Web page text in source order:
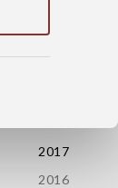
2022
2017
2016